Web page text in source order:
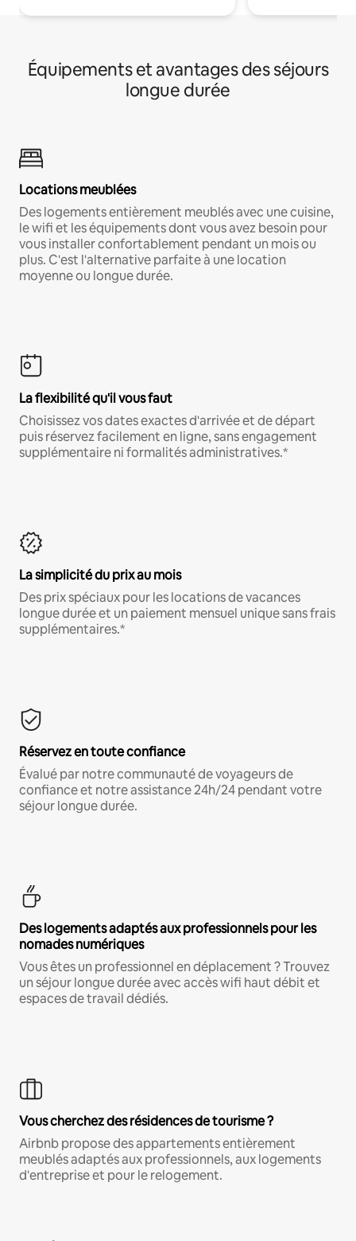
Équipements et avantages des séjours
longue durée
Locations meublées
Des logements entièrement meublés avec une cuisine,
le wifi et les équipements dont vous avez besoin pour
vous installer confortablement pendant un mois ou
plus. C'est l'alternative parfaite à une location
moyenne ou longue durée.
La flexibilité qu'il vous faut
Choisissez vos dates exactes d'arrivée et de départ
puis réservez facilement en ligne, sans engagement
supplémentaire ni formalités administratives.*
La simplicité du prix au mois
Des prix spéciaux pour les locations de vacances
longue durée et un paiement mensuel unique sans frais
supplémentaires.*
Réservez en toute confiance
Évalué par notre communauté de voyageurs de
confiance et notre assistance 24h/24 pendant votre
séjour longue durée.
Des logements adaptés aux professionnels pour les
nomades numériques
Vous êtes un professionnel en déplacement ? Trouvez
un séjour longue durée avec accès wifi haut débit et
espaces de travail dédiés.
Vous cherchez des résidences de tourisme ?
Airbnb propose des appartements entièrement
meublés adaptés aux professionnels, aux logements
d'entreprise et pour le relogement.